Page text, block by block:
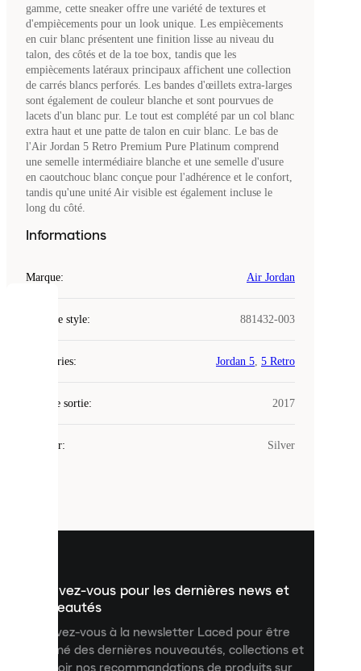
gamme, cette sneaker offre une variété de textures et
d'empiècements pour un look unique. Les empiècements
en cuir blanc présentent une finition lisse au niveau du
talon, des côtés et de la toe box, tandis que les
empiècements latéraux principaux affichent une collection
de carrés blancs perforés. Les bandes d'œillets extra-larges
sont également de couleur blanche et sont pourvues de
lacets d'un blanc pur. Le tout est complété par un col blanc
extra haut et une patte de talon en cuir blanc. Le bas de
l'Air Jordan 5 Retro Premium Pure Platinum comprend
une semelle intermédiaire blanche et une semelle d'usure
en caoutchouc blanc conçue pour l'adhérence et le confort,
tandis qu'une unité Air visible est également incluse le
long du côté.
Informations
Marque: Air Jordan
Code de style: 881432-003
Catégories: Jordan 5, 5 Retro
Date de sortie: 2017
Couleur: Silver
Inscrivez-vous pour les dernières news et
nouveautés
Inscrivez-vous à la newsletter Laced pour être
informé des dernières nouveautés, collections et
recevoir nos recommandations de produits sur
COOKIES
Laced
cookies.
contenu
personnalisé
améliorer
votre
expérience